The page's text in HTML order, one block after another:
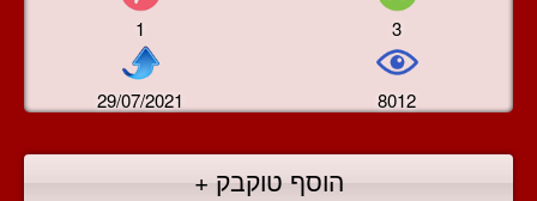
1 3
29/07/2021 8012
הוסף טוקבק +